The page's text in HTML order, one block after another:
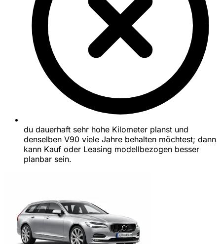
du dauerhaft sehr hohe Kilometer planst und
denselben V90 viele Jahre behalten möchtest; dann
kann Kauf oder Leasing modellbezogen besser
planbar sein.